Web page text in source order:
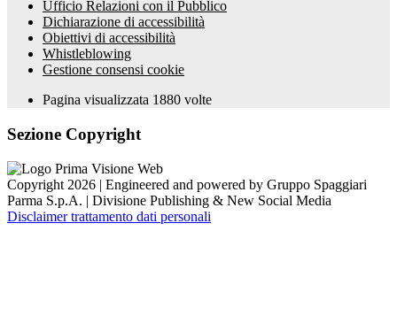
Ufficio Relazioni con il Pubblico
Dichiarazione di accessibilità
Obiettivi di accessibilità
Whistleblowing
Gestione consensi cookie
Pagina visualizzata 1880 volte
Sezione Copyright
Copyright 2026 | Engineered and powered by Gruppo Spaggiari
Parma S.p.A. | Divisione Publishing & New Social Media
Disclaimer trattamento dati personali